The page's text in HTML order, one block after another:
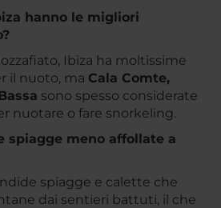
hanno le migliori
Ibiza ha moltissime
il nuoto, ma Cala Comte,
sono spesso considerate
nuotare o fare snorkeling.
spiagge meno affollate a
spiagge e calette che
dai sentieri battuti, il che